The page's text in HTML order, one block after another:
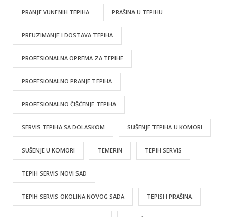
PRANJE VUNENIH TEPIHA PRAŠINA U TEPIHU
PREUZIMANJE I DOSTAVA TEPIHA
PROFESIONALNA OPREMA ZA TEPIHE
PROFESIONALNO PRANJE TEPIHA
PROFESIONALNO ČIŠĆENJE TEPIHA
SERVIS TEPIHA SA DOLASKOM SUŠENJE TEPIHA U KOMORI
SUŠENJE U KOMORI TEMERIN TEPIH SERVIS
TEPIH SERVIS NOVI SAD
TEPIH SERVIS OKOLINA NOVOG SADA TEPISI I PRAŠINA